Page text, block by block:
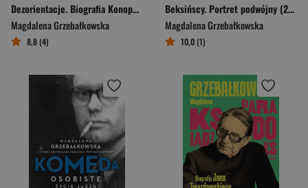
Dezorientacje. Biografia Konopnickiej
Magdalena Grzebałkowska
8,8 (4)
Beksińscy. Portret podwójny (2026)
Magdalena Grzebałkowska
10,0 (1)